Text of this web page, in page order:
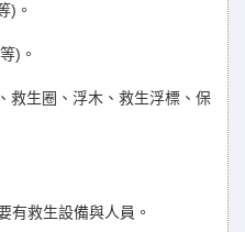
) 。
) 。
救生圈、浮木、救生浮標、保
有救生設備與人員。